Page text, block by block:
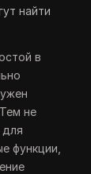
найти
в
не
функции,